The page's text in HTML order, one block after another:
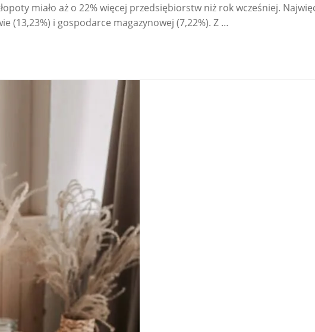
miało aż o 22% więcej przedsiębiorstw niż rok wcześniej.
(13,23%) i gospodarce magazynowej (7,22%). Z …